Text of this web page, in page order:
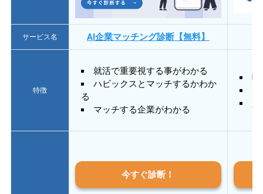
サービス名 AI企業マッチング診断【無料】
特徴
就活で重要視する事がわかる
ハビックスとマッチするかわか
る
マッチする企業がわかる
質
今すぐ診断！